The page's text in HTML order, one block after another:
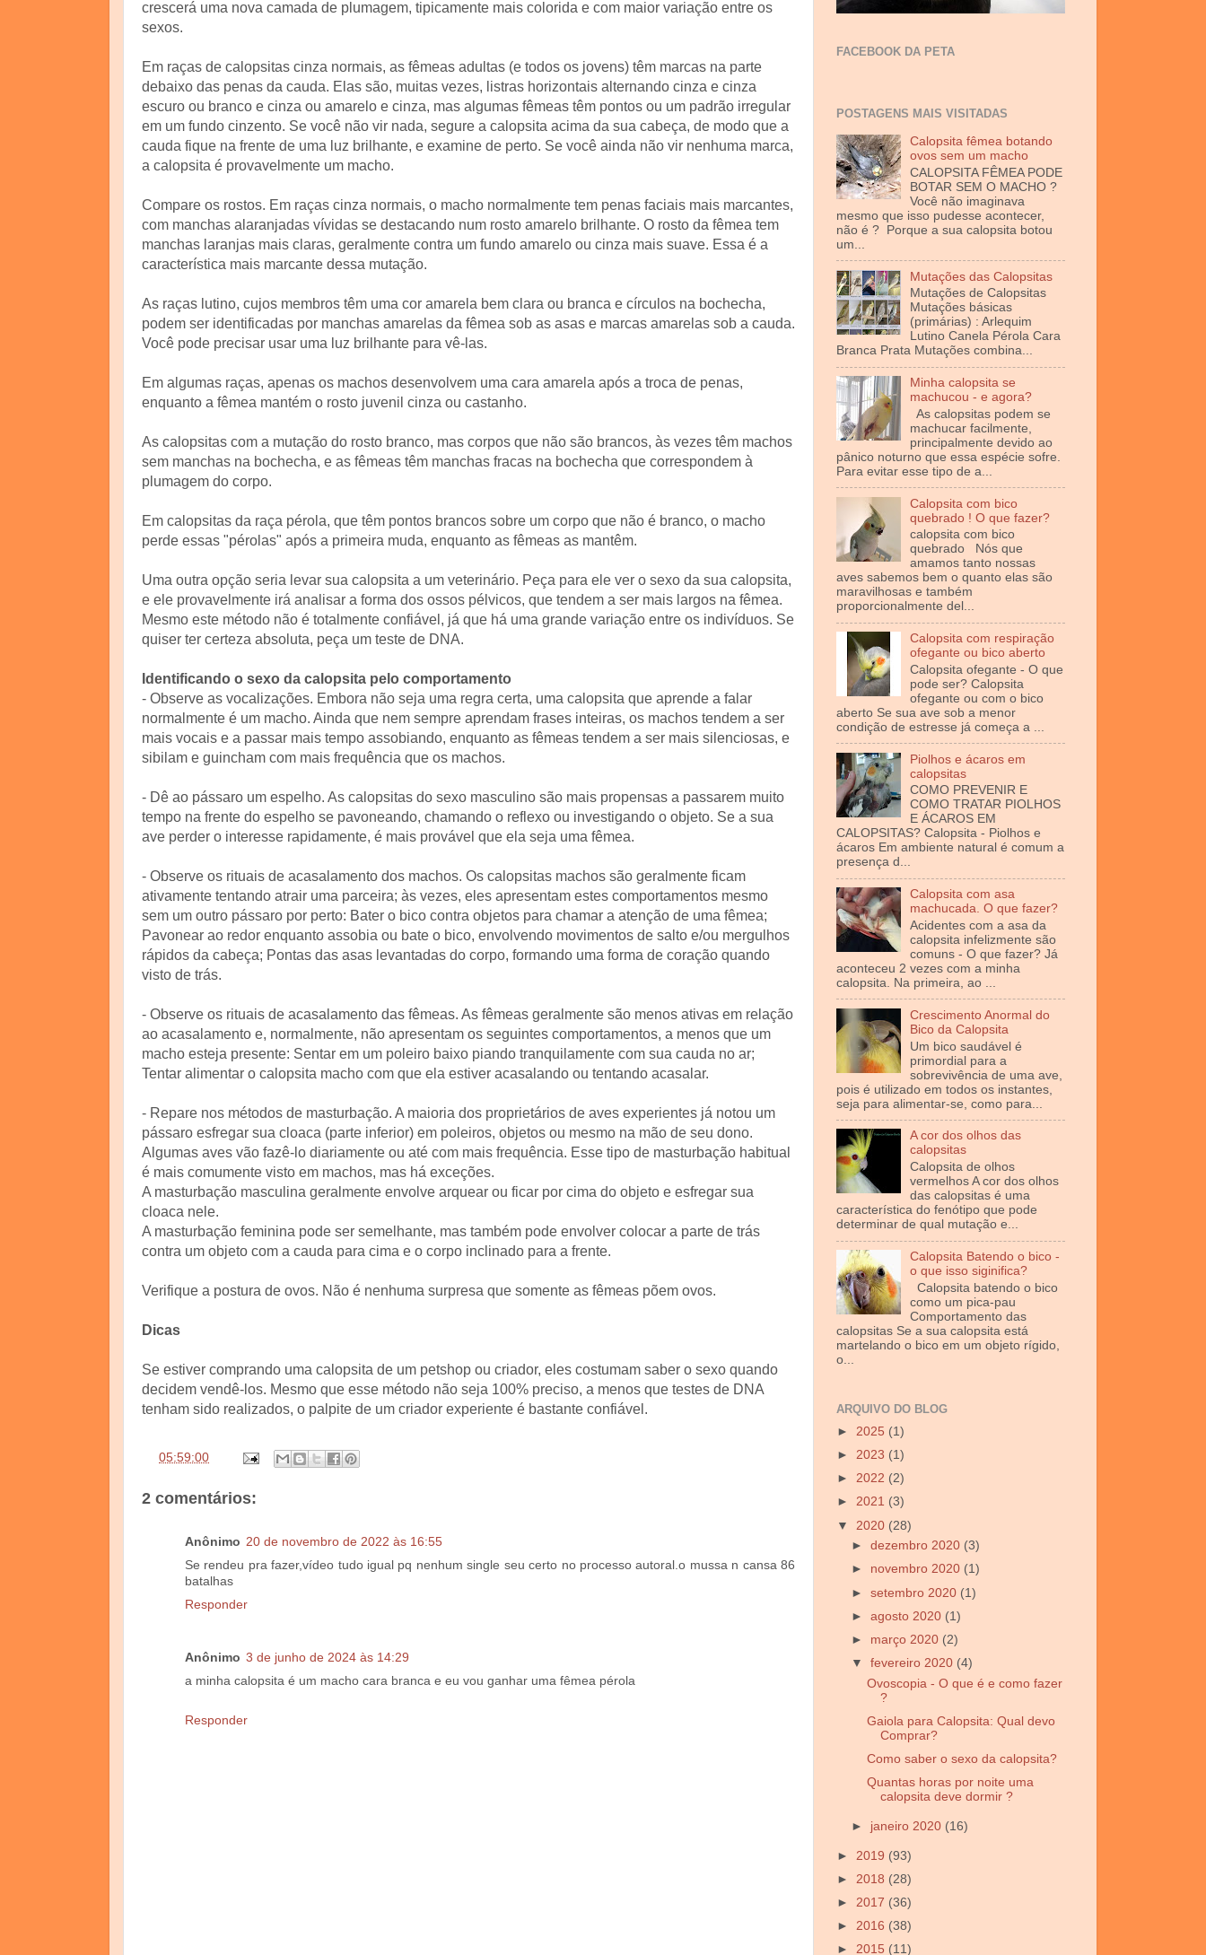
crescerá uma nova camada de plumagem, tipicamente mais colorida e com maior variação entre os
sexos.
Em raças de calopsitas cinza normais, as fêmeas adultas (e todos os jovens) têm marcas na parte
debaixo das penas da cauda. Elas são, muitas vezes, listras horizontais alternando cinza e cinza
escuro ou branco e cinza ou amarelo e cinza, mas algumas fêmeas têm pontos ou um padrão irregular
em um fundo cinzento. Se você não vir nada, segure a calopsita acima da sua cabeça, de modo que a
cauda fique na frente de uma luz brilhante, e examine de perto. Se você ainda não vir nenhuma marca,
a calopsita é provavelmente um macho.
Compare os rostos. Em raças cinza normais, o macho normalmente tem penas faciais mais marcantes,
com manchas alaranjadas vívidas se destacando num rosto amarelo brilhante. O rosto da fêmea tem
manchas laranjas mais claras, geralmente contra um fundo amarelo ou cinza mais suave. Essa é a
característica mais marcante dessa mutação.
As raças lutino, cujos membros têm uma cor amarela bem clara ou branca e círculos na bochecha,
podem ser identificadas por manchas amarelas da fêmea sob as asas e marcas amarelas sob a cauda.
Você pode precisar usar uma luz brilhante para vê-las.
Em algumas raças, apenas os machos desenvolvem uma cara amarela após a troca de penas,
enquanto a fêmea mantém o rosto juvenil cinza ou castanho.
As calopsitas com a mutação do rosto branco, mas corpos que não são brancos, às vezes têm machos
sem manchas na bochecha, e as fêmeas têm manchas fracas na bochecha que correspondem à
plumagem do corpo.
Em calopsitas da raça pérola, que têm pontos brancos sobre um corpo que não é branco, o macho
perde essas "pérolas" após a primeira muda, enquanto as fêmeas as mantêm.
Uma outra opção seria levar sua calopsita a um veterinário. Peça para ele ver o sexo da sua calopsita,
e ele provavelmente irá analisar a forma dos ossos pélvicos, que tendem a ser mais largos na fêmea.
Mesmo este método não é totalmente confiável, já que há uma grande variação entre os indivíduos. Se
quiser ter certeza absoluta, peça um teste de DNA.
Identificando o sexo da calopsita pelo comportamento
- Observe as vocalizações. Embora não seja uma regra certa, uma calopsita que aprende a falar
normalmente é um macho. Ainda que nem sempre aprendam frases inteiras, os machos tendem a ser
mais vocais e a passar mais tempo assobiando, enquanto as fêmeas tendem a ser mais silenciosas, e
sibilam e guincham com mais frequência que os machos.
- Dê ao pássaro um espelho. As calopsitas do sexo masculino são mais propensas a passarem muito
tempo na frente do espelho se pavoneando, chamando o reflexo ou investigando o objeto. Se a sua
ave perder o interesse rapidamente, é mais provável que ela seja uma fêmea.
- Observe os rituais de acasalamento dos machos. Os calopsitas machos são geralmente ficam
ativamente tentando atrair uma parceira; às vezes, eles apresentam estes comportamentos mesmo
sem um outro pássaro por perto: Bater o bico contra objetos para chamar a atenção de uma fêmea;
Pavonear ao redor enquanto assobia ou bate o bico, envolvendo movimentos de salto e/ou mergulhos
rápidos da cabeça; Pontas das asas levantadas do corpo, formando uma forma de coração quando
visto de trás.
- Observe os rituais de acasalamento das fêmeas. As fêmeas geralmente são menos ativas em relação
ao acasalamento e, normalmente, não apresentam os seguintes comportamentos, a menos que um
macho esteja presente: Sentar em um poleiro baixo piando tranquilamente com sua cauda no ar;
Tentar alimentar o calopsita macho com que ela estiver acasalando ou tentando acasalar.
- Repare nos métodos de masturbação. A maioria dos proprietários de aves experientes já notou um
pássaro esfregar sua cloaca (parte inferior) em poleiros, objetos ou mesmo na mão de seu dono.
Algumas aves vão fazê-lo diariamente ou até com mais frequência. Esse tipo de masturbação habitual
é mais comumente visto em machos, mas há exceções.
A masturbação masculina geralmente envolve arquear ou ficar por cima do objeto e esfregar sua
cloaca nele.
A masturbação feminina pode ser semelhante, mas também pode envolver colocar a parte de trás
contra um objeto com a cauda para cima e o corpo inclinado para a frente.
Verifique a postura de ovos. Não é nenhuma surpresa que somente as fêmeas põem ovos.
Dicas
Se estiver comprando uma calopsita de um petshop ou criador, eles costumam saber o sexo quando
decidem vendê-los. Mesmo que esse método não seja 100% preciso, a menos que testes de DNA
tenham sido realizados, o palpite de um criador experiente é bastante confiável.
05:59:00
2 comentários:
Anônimo 20 de novembro de 2022 às 16:55
Se rendeu pra fazer,vídeo tudo igual pq nenhum single seu certo no processo autoral.o mussa n cansa 86
batalhas
Responder
Anônimo 3 de junho de 2024 às 14:29
a minha calopsita é um macho cara branca e eu vou ganhar uma fêmea pérola
Responder
FACEBOOK DA PETA
POSTAGENS MAIS VISITADAS
Calopsita fêmea botando
ovos sem um macho
CALOPSITA FÊMEA PODE
BOTAR SEM O MACHO ?
Você não imaginava
mesmo que isso pudesse acontecer,
não é ? Porque a sua calopsita botou
um...
Mutações das Calopsitas
Mutações de Calopsitas
Mutações básicas
(primárias) : Arlequim
Lutino Canela Pérola Cara
Branca Prata Mutações combina...
Minha calopsita se
machucou - e agora?
As calopsitas podem se
machucar facilmente,
principalmente devido ao
pânico noturno que essa espécie sofre.
Para evitar esse tipo de a...
Calopsita com bico
quebrado ! O que fazer?
calopsita com bico
quebrado Nós que
amamos tanto nossas
aves sabemos bem o quanto elas são
maravilhosas e também
proporcionalmente del...
Calopsita com respiração
ofegante ou bico aberto
Calopsita ofegante - O que
pode ser? Calopsita
ofegante ou com o bico
aberto Se sua ave sob a menor
condição de estresse já começa a ...
Piolhos e ácaros em
calopsitas
COMO PREVENIR E
COMO TRATAR PIOLHOS
E ÁCAROS EM
CALOPSITAS? Calopsita - Piolhos e
ácaros Em ambiente natural é comum a
presença d...
Calopsita com asa
machucada. O que fazer?
Acidentes com a asa da
calopsita infelizmente são
comuns - O que fazer? Já
aconteceu 2 vezes com a minha
calopsita. Na primeira, ao ...
Crescimento Anormal do
Bico da Calopsita
Um bico saudável é
primordial para a
sobrevivência de uma ave,
pois é utilizado em todos os instantes,
seja para alimentar-se, como para...
A cor dos olhos das
calopsitas
Calopsita de olhos
vermelhos A cor dos olhos
das calopsitas é uma
característica do fenótipo que pode
determinar de qual mutação e...
Calopsita Batendo o bico -
o que isso siginifica?
Calopsita batendo o bico
como um pica-pau
Comportamento das
calopsitas Se a sua calopsita está
martelando o bico em um objeto rígido,
o...
ARQUIVO DO BLOG
► 2025 (1)
► 2023 (1)
► 2022 (2)
► 2021 (3)
▼ 2020 (28)
►dezembro 2020 (3)
► novembro 2020 (1)
►setembro 2020 (1)
►agosto 2020 (1)
► março 2020 (2)
▼fevereiro 2020 (4)
Ovoscopia - O que é e como fazer
?
Gaiola para Calopsita: Qual devo
Comprar?
Como saber o sexo da calopsita?
Quantas horas por noite uma
calopsita deve dormir ?
► janeiro 2020 (16)
► 2019 (93)
► 2018 (28)
► 2017 (36)
► 2016 (38)
► 2015 (11)